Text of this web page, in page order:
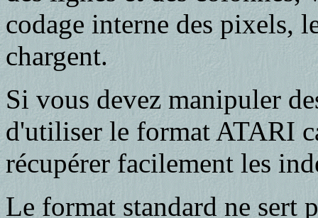
codage interne des pixels,
chargent.
Si vous devez manipuler
d'utiliser le format ATARI
récupérer facilement les
Le format standard ne sert